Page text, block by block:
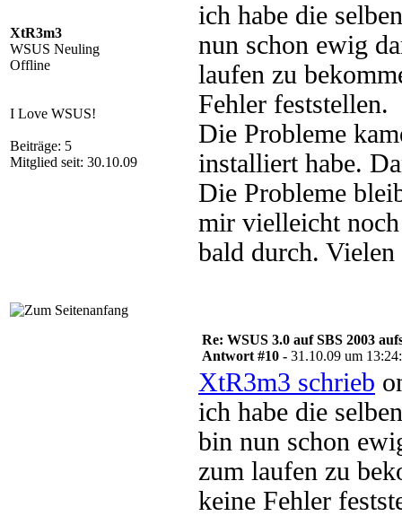
XtR3m3
WSUS Neuling
Offline
I Love WSUS!
Beiträge: 5
Mitglied seit: 30.10.09
ich habe die
nun schon ewig
laufen zu
Fehler feststellen.
Die Probleme
installiert habe.
Die Probleme
mir vielleicht
bald durch.
Re: WSUS 3.0 auf SBS 2003
Antwort #10 - 31.10.09 um
XtR3m3 schrieb
ich habe die
bin nun schon
zum laufen zu
keine Fehler